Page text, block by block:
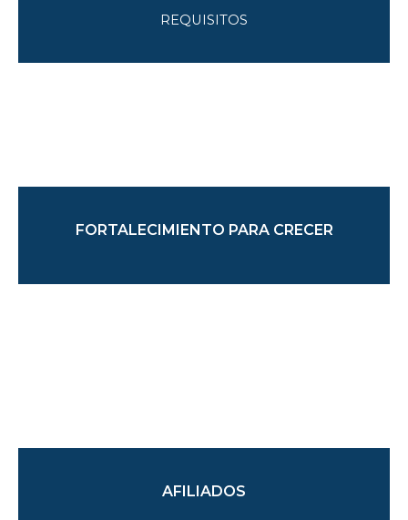
REQUISITOS
FORTALECIMIENTO PARA CRECER
AFILIADOS